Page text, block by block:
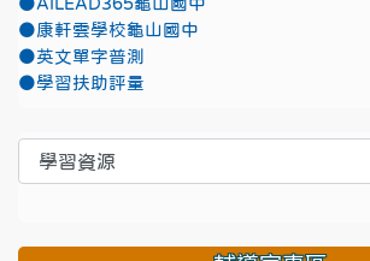
●AILEAD365龜山國中
●康軒雲學校龜山國中
●英文單字普測
●學習扶助評量